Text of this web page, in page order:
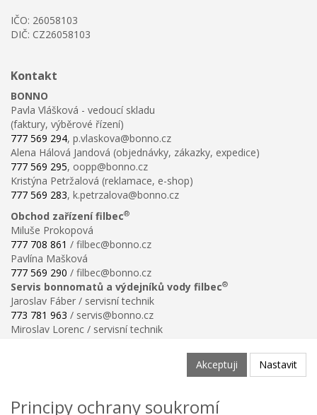
IČO: 26058103
DIČ: CZ26058103
Kontakt
BONNO
Pavla Vlášková - vedoucí skladu
(faktury, výběrové řízení)
777 569 294, p.vlaskova@bonno.cz
Alena Hálová Jandová (objednávky, zákazky, expedice)
777 569 295, oopp@bonno.cz
Kristýna Petržalová (reklamace, e-shop)
777 569 283, k.petrzalova@bonno.cz
Obchod zařízení filbec®
Miluše Prokopová
777 708 861 / filbec@bonno.cz
Pavlína Mašková
777 569 290 / filbec@bonno.cz
Servis bonnomatů a výdejníků vody filbec®
Jaroslav Fáber / servisní technik
773 781 963 / servis@bonno.cz
Miroslav Lorenc / servisní technik
Ochrana osobních údajů
Poučení o právu na odstoupení od smlouvy
Akceptuji Nastavit
Principy ochrany soukromí